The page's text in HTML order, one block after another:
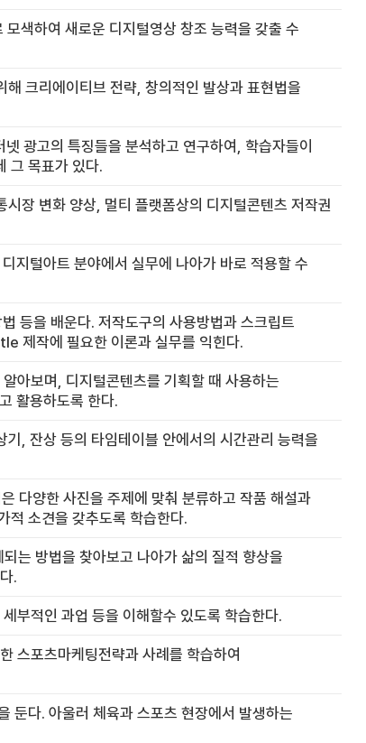
색하여 새로운 디지털영상 창조 능력을 갖출 수
크리에이티브 전략, 창의적인 발상과 표현법을
광고의 특징들을 분석하고 연구하여, 학습자들이
그 목표가 있다.
장 변화 양상, 멀티 플랫폼상의 디지털콘텐츠 저작권
지털아트 분야에서 실무에 나아가 바로 적용할 수
등을 배운다. 저작도구의 사용방법과 스크립트
제작에 필요한 이론과 실무를 익힌다.
아보며, 디지털콘텐츠를 기획할 때 사용하는
활용하도록 한다.
, 잔상 등의 타임테이블 안에서의 시간관리 능력을
다양한 사진을 주제에 맞춰 분류하고 작품 해설과
적 소견을 갖추도록 학습한다.
는 방법을 찾아보고 나아가 삶의 질적 향상을
.
부적인 과업 등을 이해할수 있도록 학습한다.
스포츠마케팅전략과 사례를 학습하여
둔다. 아울러 체육과 스포츠 현장에서 발생하는